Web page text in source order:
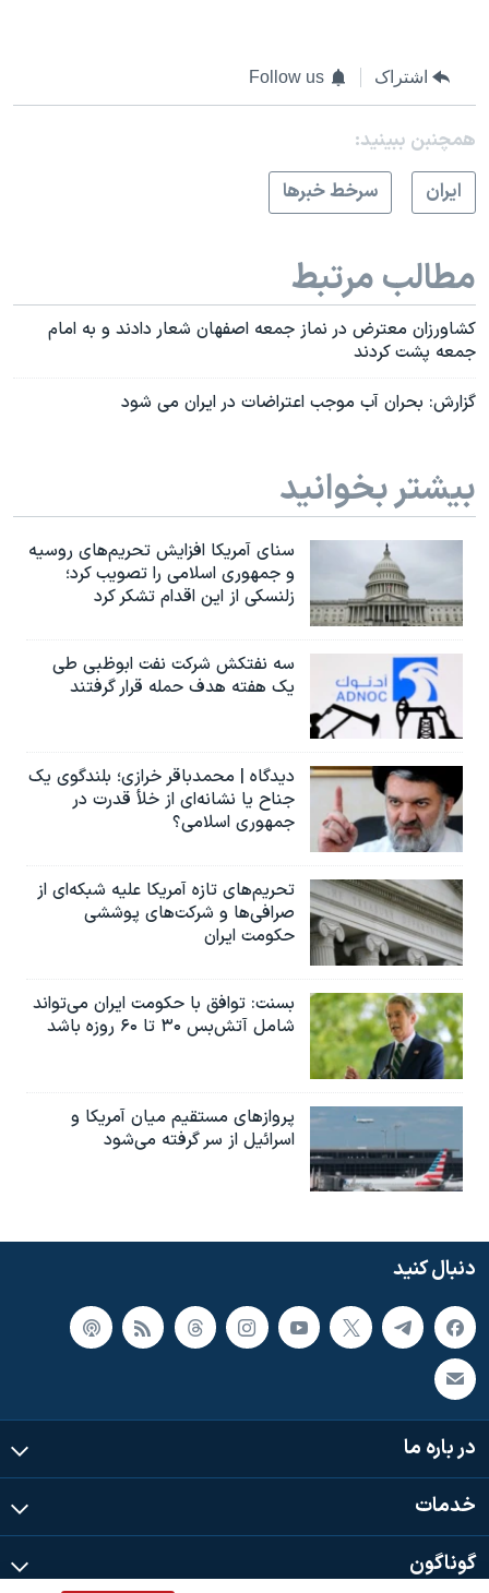
اشتراک Follow us
همچنبن ببینید:
ايران
سرخط خبرها
مطالب مرتبط
کشاورزان معترض در نماز جمعه اصفهان شعار دادند و به امام
جمعه پشت کردند
گزارش: بحران آب موجب اعتراضات در ایران می شود
بیشتر بخوانید
سنای آمریکا افزایش تحریم‌های روسیه
و جمهوری اسلامی را تصویب کرد؛
زلنسکی از این اقدام تشکر کرد
سه نفتکش شرکت نفت ابوظبی طی
یک هفته هدف حمله قرار گرفتند
دیدگاه | محمدباقر خرازی؛ بلندگوی یک
جناح یا نشانه‌ای از خلأ قدرت در
جمهوری اسلامی؟
تحریم‌های تازه آمریکا علیه شبکه‌ای از
صرافی‌ها و شرکت‌های پوششی
حکومت ایران
بسنت: توافق با حکومت ایران می‌تواند
شامل آتش‌بس ۳۰ تا ۶۰ روزه باشد
پروازهای مستقیم میان آمریکا و
اسرائیل از سر گرفته می‌شود
دنبال کنید
در باره ما
خدمات
گوناگون